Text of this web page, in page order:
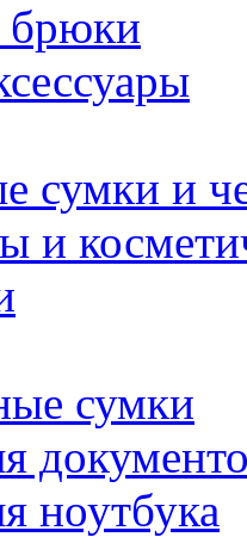
сумки и
и
сумки
ноутбука